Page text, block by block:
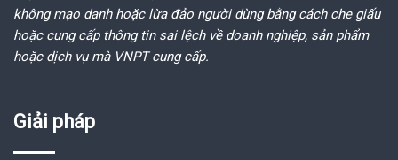
không mạo danh hoặc lừa đảo người dùng bằng cách che giấu
hoặc cung cấp thông tin sai lệch về doanh nghiệp, sản phẩm
hoặc dịch vụ mà VNPT cung cấp.
Giải pháp